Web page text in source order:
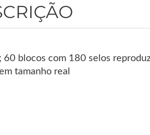
60 blocos com 180 selos
tamanho real